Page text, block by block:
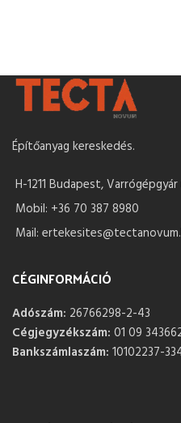
Építőanyag kereskedés.
H-1211 Budapest,
Mobil: +36 70 387 8980
Mail:
CÉGINFORMÁCIÓ
Adószám: 26766298-2-43
Cégjegyzékszám: 01 09
Bankszámlaszám: 10102237-